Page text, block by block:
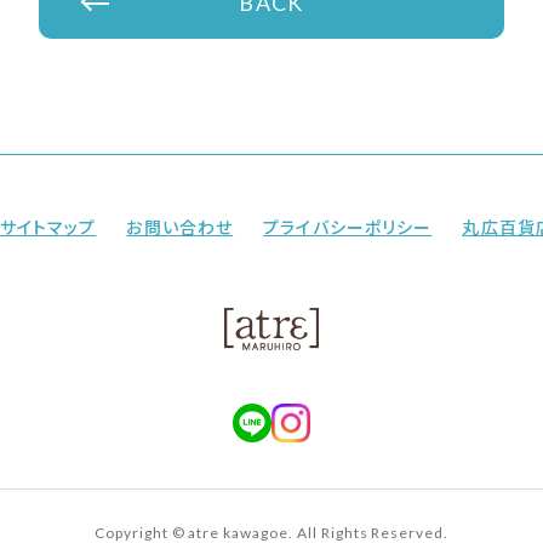
サイトマップ お問い合わせ プライバシーポリシー 丸広百貨
Copyright © atre kawagoe. All Rights Reserved.